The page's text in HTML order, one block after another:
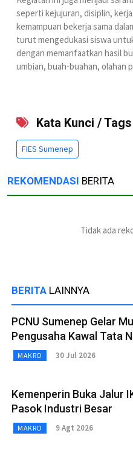
seperti kejujuran, disiplin,
kemampuan bekerja sama
turut mengedukasi siswa
dengan memanfaatkan hasil
umbian, buah-buahan, olahan
Kata Kunci / Tags
FIES Sumenep
REKOMENDASI BERITA
Tidak ada
BERITA LAINNYA
PCNU Sumenep Gelar
Pengusaha Kawal Tata
MAKRO 30 Jul 2026
Kemenperin Buka Jalur
Pasok Industri Besar
MAKRO 9 Agt 2026